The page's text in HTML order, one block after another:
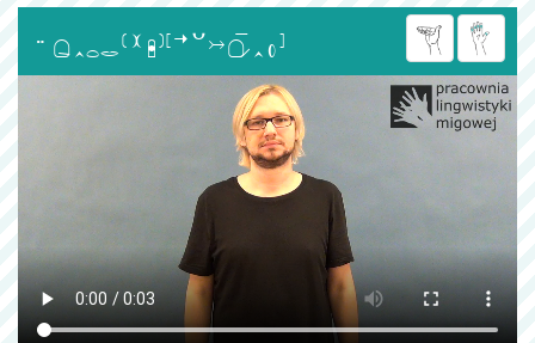
